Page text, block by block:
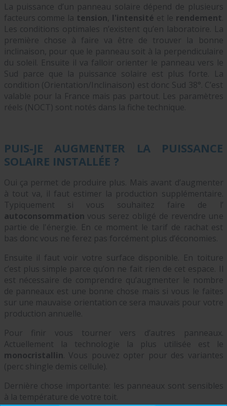
La puissance d’un panneau solaire dépend de plusieurs
facteurs comme la tension l'intensité et le rendement.
Les conditions optimales n’existent qu’en laboratoire. La
première chose à faire va être de trouver la bonne
inclinaison, pour que le panneau soit à la perpendiculaire
du soleil. Ensuite il va falloir orienter le panneau vers le
Sud parce que la puissance solaire est plus forte. La
condition (Orientation/Inclinaison) est donc Sud 38°. C’est
valable pour la France mais pas partout. Les paramètres
réels (NOCT) sont notés dans la fiche technique.
PUIS-JE AUGMENTER LA PUISSANCE
SOLAIRE INSTALLÉE ?
Oui ça permet de produire plus. Mais avant d’augmenter
à tout va, il faut estimer la production supplémentaire.
Typiquement si vous souhaitez faire de l’
autoconsommation vous serez obligé de revendre une
partie de l'énergie. En ce moment le tarif de rachat est
bas donc vous ne ferez pas forcément plus d’économies.
Ensuite il faut voir votre surface disponible. En toiture
c’est plus simple parce qu’on ne fait rien de cet espace. Il
est nécessaire de comprendre qu’augmenter le nombre
de panneaux est une bonne chose mais si vous le faites
sur une mauvaise orientation ce sera mauvais pour votre
production annuelle.
Pour finir vous tourner vers d’autres panneaux.
Actuellement la technologie la plus utilisée est le
monocristallin. Vous pouvez opter pour des variantes
(perc shingle demis cellule).
Dernière chose importante: les panneaux sont sensibles
à la température de votre toit.